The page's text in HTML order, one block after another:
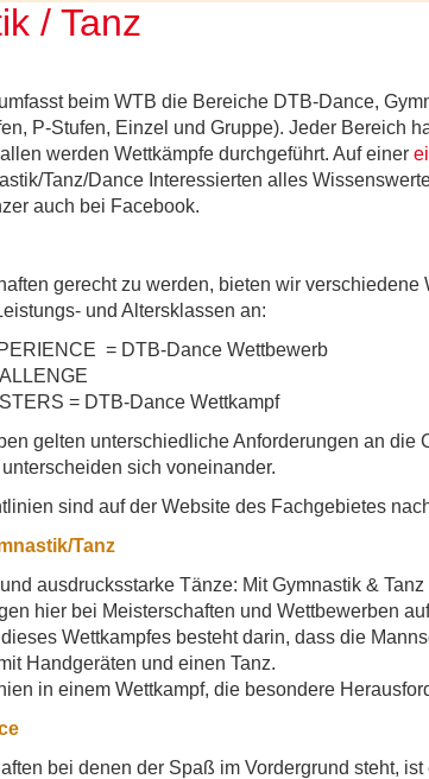
/ Tanz
beim WTB die Bereiche DTB-Dance,
P-Stufen, Einzel und Gruppe). Jeder Bereich
werden Wettkämpfe durchgeführt. Auf einer
Tanz/Dance Interessierten alles
auch bei Facebook.
gerecht zu werden, bieten wir verschiedene
und Altersklassen an:
= DTB-Dance Wettbewerb
= DTB-Dance Wettkampf
gelten unterschiedliche Anforderungen an
sich voneinander.
sind auf der Website des Fachgebietes
Tanz
ausdrucksstarke Tänze: Mit Gymnastik &
hier bei Meisterschaften und Wettbewerben
Wettkampfes besteht darin, dass die
Handgeräten und einen Tanz.
in einem Wettkampf, die besondere
bei denen der Spaß im Vordergrund steht,